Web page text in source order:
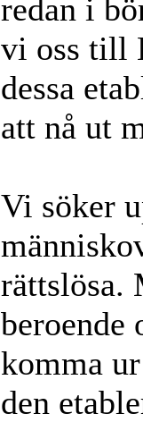
redan i
vi oss till
dessa
att nå ut
Vi söker
rättslösa.
komma
den